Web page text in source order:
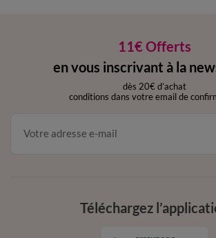
11€ Offerts
en vous inscrivant à la
dès 20€ d’achat
conditions dans votre email de
Téléchargez